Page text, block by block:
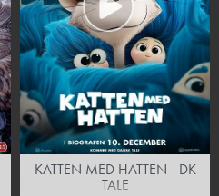
KATTEN MED HATTEN - DK
TALE